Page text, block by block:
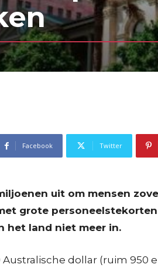
Facebook Twitter
uit om mensen
grote
het land niet meer in.
dollar (ruim